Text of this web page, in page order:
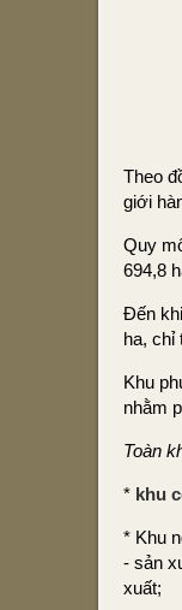
Theo
giới
Quy
694,8
Đến
ha, chỉ
Khu
nhằm
Toàn
* khu
* Khu
- sản
xuất;